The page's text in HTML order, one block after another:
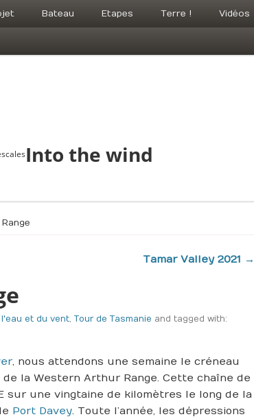
Bateau Etapes Terre ! Vidéos
Into the wind
Tamar Valley 2021 →
l'eau et du vent, Tour de Tasmanie and tagged with:
, nous attendons une semaine le créneau
la Western Arthur Range. Cette chaîne de
sur une vingtaine de kilomètres le long de la
Port Davey. Toute l’année, les dépressions